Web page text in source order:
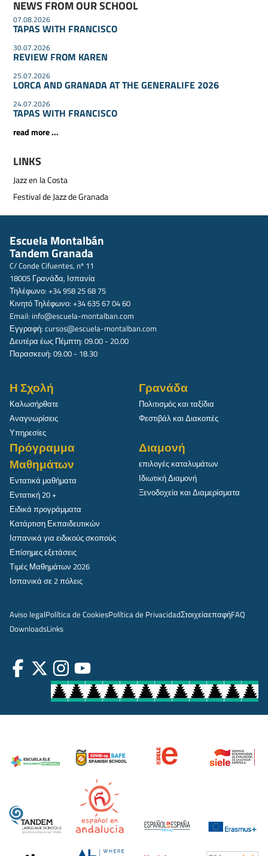
NEWS FROM OUR SCHOOL
07.08.2026
TAPAS WITH FRANCISCO
30.07.2026
REVIEW FROM KAREN
25.07.2026
LORCA AND GRANADA AT THE GENERALIFE 2026
24.07.2026
TAPAS WITH FRANCISCO
read more ...
LINKS
Jazz en la Costa
Festival de Jazz de Granada
Escuela Montalbán
Tandem Granada
C/ Conde Cifuentes, nº 11
18005 Γρανάδα, Ισπανία
Τηλέφωνο: +34 958 25 68 75
Κινητό Τηλέφωνο: +34 635 67 04 60
Email: info@escuela-montalban.com
Εγγραφή: cursos@escuela-montalban.com
Δευτέρα έως Πέμπτη: 09.00 - 20.00
Παρασκευή: 09.00 - 18.30
Η Σχολή
Καλωσήρθατε
Αναγνωρίσεις
Υπηρεσίες
Γρανάδα
Πολιτισμός και ταξίδια
Φεστιβάλ και Διακοπές
Πρόγραμμα
Μαθημάτων
Εντατικά μαθήματα
Εντατική 20 +
Ειδικά προγράμματα
Κατάρτιση Εκπαιδευτικών
Ισπανικά για ειδικούς σκοπούς
Επίσημες εξετάσεις
Τιμές Μαθημάτων 2026
Ισπανικά σε 2 πόλεις
Διαμονή
επιλογές καταλυμάτων
Ιδιωτική Διαμονή
Ξενοδοχεία και Διαμερίσματα
Aviso legalPolítica de CookiesPolítica de PrivacidadΣτοιχείαεπαφήFAQ
DownloadsLinks